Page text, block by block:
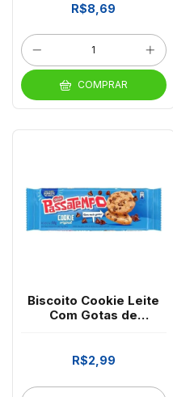
R$8,69
COMPRAR
Biscoito Cookie Leite
Com Gotas de
R$2,99